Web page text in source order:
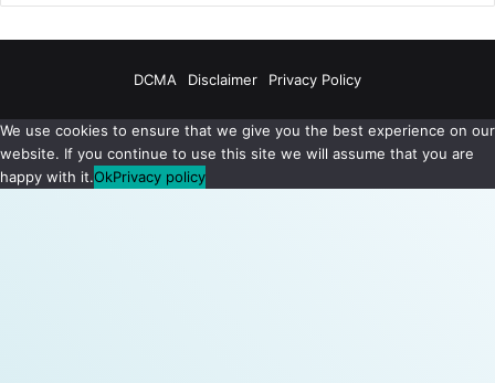
DCMA Disclaimer Privacy Policy
We use cookies to ensure that we give you the best experience on our
website. If you continue to use this site we will assume that you are
happy with it.OkPrivacy policy